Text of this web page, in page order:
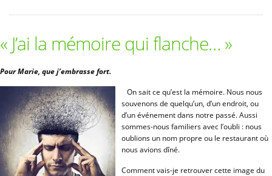
« J’ai la mémoire qui flanche… »
Pour Marie, que j’embrasse fort.
On sait ce qu’est la mémoire. Nous nous
souvenons de quelqu’un, d’un endroit, ou
d’un événement dans notre passé. Aussi
sommes-nous familiers avec l’oubli : nous
oublions un nom propre ou le restaurant où
nous avions dîné.
Comment vais-je retrouver cette image du